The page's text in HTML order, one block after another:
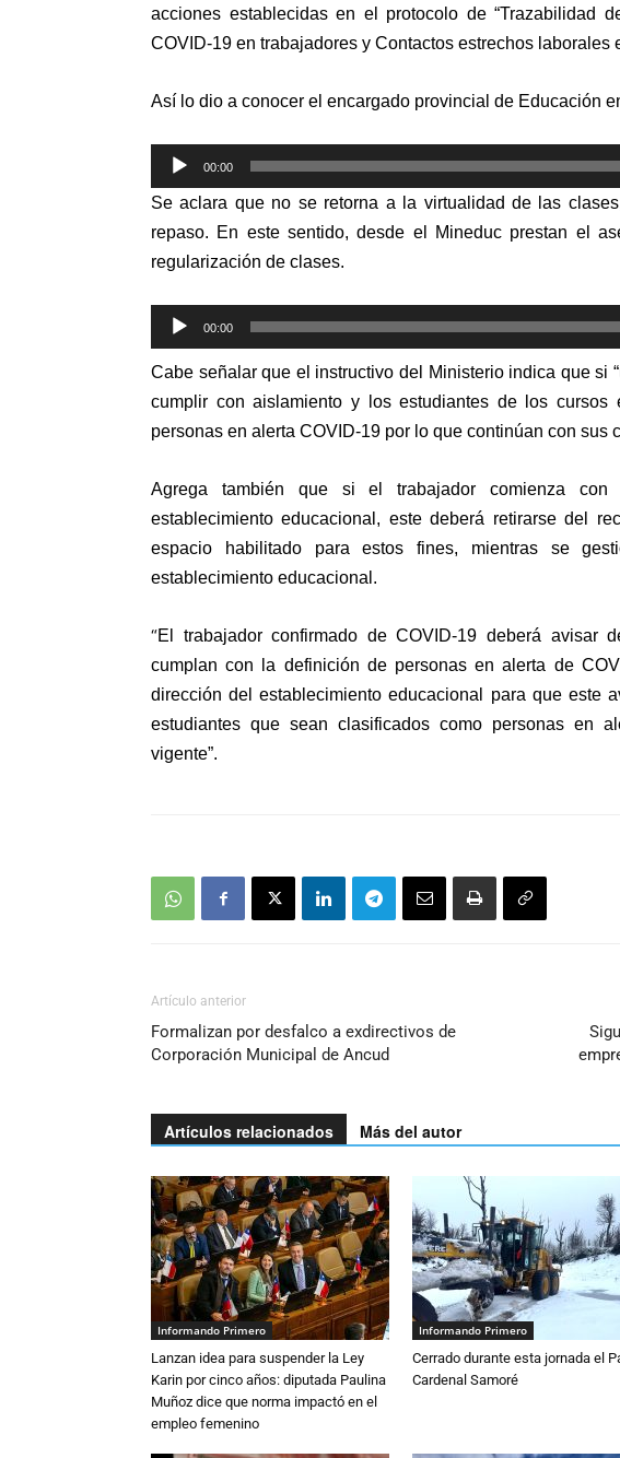
acciones establecidas en el protocolo de “Trazabilidad
COVID-19 en trabajadores y Contactos estrechos laborales
Así lo dio a conocer el encargado provincial de Educación
Reproductor
de
audio
00:00
Se aclara que no se retorna a la virtualidad de las
repaso. En este sentido, desde el Mineduc prestan el
regularización de clases.
Reproductor
de
audio
00:00
Cabe señalar que el instructivo del Ministerio indica que si
cumplir con aislamiento y los estudiantes de los
personas en alerta COVID-19 por lo que continúan con sus
Agrega también que si el trabajador comienza con
establecimiento educacional, este deberá retirarse del
espacio habilitado para estos fines, mientras se
establecimiento educacional.
“El trabajador confirmado de COVID-19 deberá avisar
cumplan con la definición de personas en alerta de
dirección del establecimiento educacional para que este
estudiantes que sean clasificados como personas en
vigente”.
Artículo anterior
Formalizan por desfalco a exdirectivos de
Corporación Municipal de Ancud
Artículos relacionados Más del autor
Informando Primero
Lanzan idea para suspender la Ley
Karin por cinco años: diputada Paulina
Muñoz dice que norma impactó en el
empleo femenino
Informando Primero
Cerrado durante esta jornada el
Cardenal Samoré